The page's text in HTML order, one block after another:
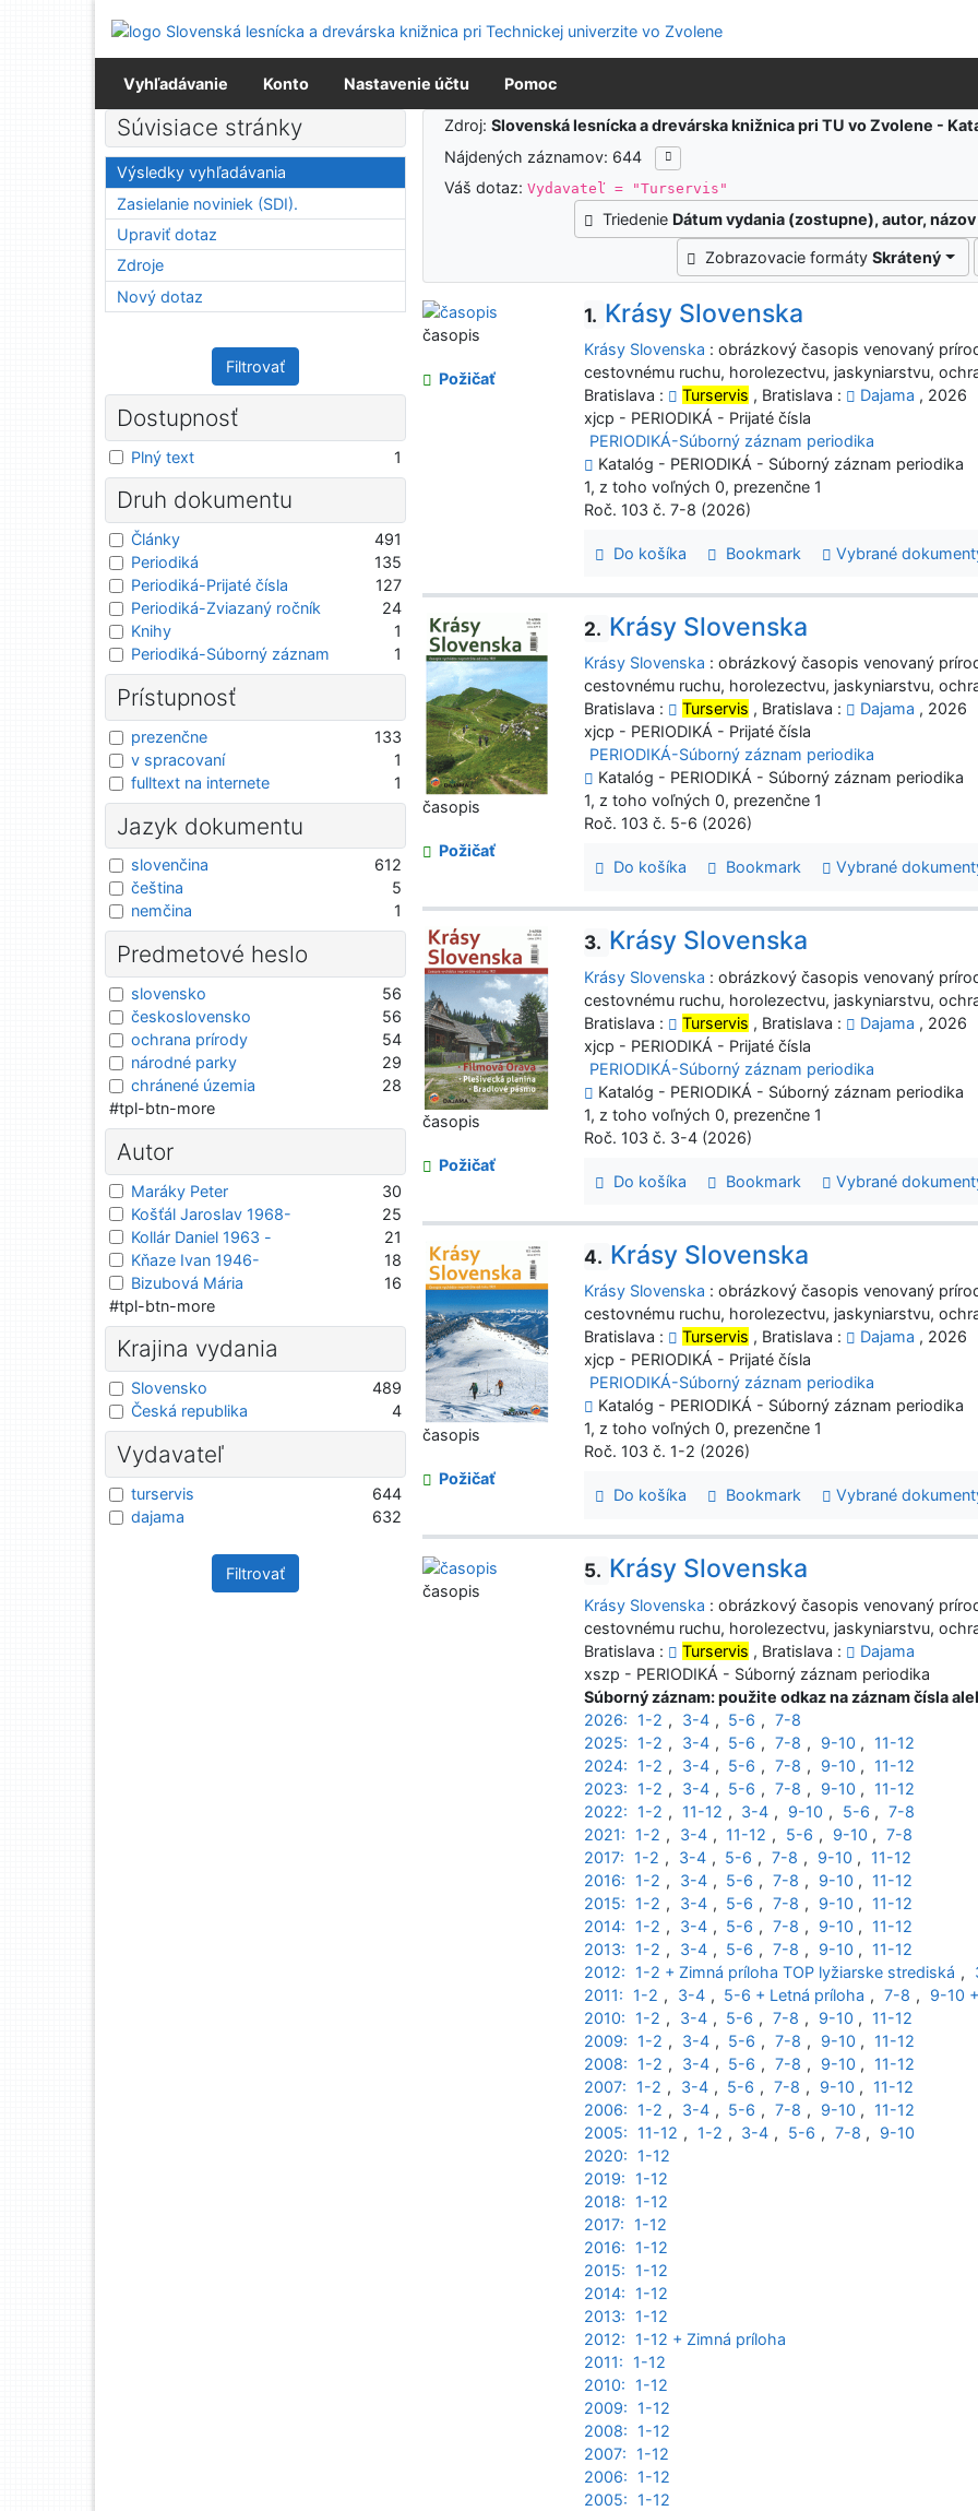
Prejsť na menu
Prehlásenie o webovej prístupnosti
Vyhľadávanie
Konto Nastavenie účtu Pomoc
Výsledky vyhľadávania
Zdroj:Slovenská lesnícka a drevárska knižnica pri TU vo Zvolene -
Nájdených záznamov: 644
Váš dotaz:Vydavateľ = "Turservis"
Triedenie Dátum vydania (zostupne), autor, názov
Zobrazovacie formátySkrátený
1. Krásy Slovenska
Krásy Slovenska : obrázkový časopis venovaný
cestovnému ruchu, horolezectvu, jaskyniarstvu,
Bratislava :
Turservis , Bratislava : Dajama , 2026
xjcp - PERIODIKÁ - Prijaté čísla
PERIODIKÁ-Súborný záznam periodika
Katalóg - PERIODIKÁ - Súborný záznam periodika
1, z toho voľných 0, prezenčne 1
Roč. 103 č. 7-8 (2026)
Do košíka Bookmark Vybrané
časopis
Požičať
2. Krásy Slovenska
Krásy Slovenska : obrázkový časopis venovaný
cestovnému ruchu, horolezectvu, jaskyniarstvu,
Bratislava :
Turservis , Bratislava : Dajama , 2026
xjcp - PERIODIKÁ - Prijaté čísla
PERIODIKÁ-Súborný záznam periodika
Katalóg - PERIODIKÁ - Súborný záznam periodika
1, z toho voľných 0, prezenčne 1
Roč. 103 č. 5-6 (2026)
Do košíka Bookmark Vybrané
časopis
Požičať
3. Krásy Slovenska
Krásy Slovenska : obrázkový časopis venovaný
cestovnému ruchu, horolezectvu, jaskyniarstvu,
Bratislava :
Turservis , Bratislava : Dajama , 2026
xjcp - PERIODIKÁ - Prijaté čísla
PERIODIKÁ-Súborný záznam periodika
Katalóg - PERIODIKÁ - Súborný záznam periodika
1, z toho voľných 0, prezenčne 1
Roč. 103 č. 3-4 (2026)
Do košíka Bookmark Vybrané
časopis
Požičať
4. Krásy Slovenska
Krásy Slovenska : obrázkový časopis venovaný
cestovnému ruchu, horolezectvu, jaskyniarstvu,
Bratislava :
Turservis , Bratislava : Dajama , 2026
xjcp - PERIODIKÁ - Prijaté čísla
PERIODIKÁ-Súborný záznam periodika
Katalóg - PERIODIKÁ - Súborný záznam periodika
1, z toho voľných 0, prezenčne 1
Roč. 103 č. 1-2 (2026)
Do košíka Bookmark Vybrané
časopis
Požičať
5. Krásy Slovenska
Krásy Slovenska : obrázkový časopis venovaný
cestovnému ruchu, horolezectvu, jaskyniarstvu,
Bratislava :
Turservis , Bratislava :
Dajama
xszp - PERIODIKÁ - Súborný záznam periodika
Súborný záznam: použite odkaz na záznam čísla
2026:
1-2 , 3-4 , 5-6 , 7-8
2025:
1-2 , 3-4 , 5-6 , 7-8 , 9-10 ,
11-12
2024:
1-2 , 3-4 , 5-6 , 7-8 , 9-10 ,
11-12
2023:
1-2 , 3-4 , 5-6 , 7-8 , 9-10 ,
11-12
2022:
1-2 , 11-12 , 3-4 , 9-10 , 5-6 , 7-8
2021:
1-2 , 3-4 , 11-12 , 5-6 , 9-10 , 7-8
2017:
1-2 , 3-4 , 5-6 , 7-8 , 9-10 ,
11-12
2016:
1-2 , 3-4 , 5-6 , 7-8 , 9-10 ,
11-12
2015:
1-2 , 3-4 , 5-6 , 7-8 , 9-10 ,
11-12
2014:
1-2 , 3-4 , 5-6 , 7-8 , 9-10 ,
11-12
2013:
1-2 , 3-4 , 5-6 , 7-8 , 9-10 ,
11-12
2012:
1-2 + Zimná príloha TOP lyžiarske strediská ,
2011:
1-2 , 3-4 , 5-6 + Letná príloha , 7-8 ,
9-10
2010:
1-2 , 3-4 , 5-6 , 7-8 , 9-10 ,
11-12
2009:
1-2 , 3-4 , 5-6 , 7-8 , 9-10 ,
11-12
2008:
1-2 , 3-4 , 5-6 , 7-8 , 9-10 ,
11-12
2007:
1-2 , 3-4 , 5-6 , 7-8 , 9-10 ,
11-12
2006:
1-2 , 3-4 , 5-6 , 7-8 , 9-10 ,
11-12
2005:
11-12 , 1-2 , 3-4 , 5-6 , 7-8 ,
9-10
2020:
1-12
2019:
1-12
2018:
1-12
2017:
1-12
2016:
1-12
2015:
1-12
2014:
1-12
2013:
1-12
2012:
1-12 + Zimná príloha
2011:
1-12
2010:
1-12
2009:
1-12
2008:
1-12
2007:
1-12
2006:
1-12
2005:
1-12
časopis
Súvisiace stránky
Výsledky vyhľadávania
Zasielanie noviniek (SDI).
Upraviť dotaz
Zdroje
Nový dotaz
Filtrovať
Dostupnosť
Plný text 1
Druh dokumentu
Články
491
Periodiká
135
Periodiká-Prijaté čísla
127
Periodiká-Zviazaný ročník
24
Knihy
1
Periodiká-Súborný záznam
1
Prístupnosť
prezenčne
133
v spracovaní
1
fulltext na internete
1
Jazyk dokumentu
slovenčina
612
čeština
5
nemčina
1
Predmetové heslo
slovensko
56
československo
56
ochrana prírody
54
národné parky
29
chránené územia
28
#tpl-btn-more
Autor
Maráky Peter
30
Košťál Jaroslav 1968-
25
Kollár Daniel 1963 -
21
Kňaze Ivan 1946-
18
Bizubová Mária
16
#tpl-btn-more
Krajina vydania
Slovensko
489
Česká republika
4
Vydavateľ
turservis
644
dajama
632
Filtrovať